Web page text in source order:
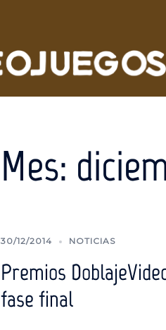
Mes:
30/12/2014 NOTICIAS
Premios
fase final